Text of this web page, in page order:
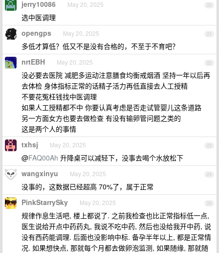
20
jerry10086 May 20, 2025
选中医调理
21
opengps May 20, 2025
多低才算低？低又不是没有合格的，不至于不育吧？
22
nrtEBH May 20, 2025
没必要去医院 减肥多运动注意膳食均衡戒烟酒 坚持一年以后再
去体检 身体指标正常的话精子活力再低直接去人工授精
不要花冤枉钱找中医调理
如果人工授精都不中 你要认真考虑是否走试管婴儿这条道路
另一方面女方也要去做检查 有没有输卵管问题之类的
这是两个人的事情
23
txhsj May 20, 2025
@FAQ00Ah 升降桌可以减轻下，没事去喝个水放松下
24
wangxinyu May 20, 2025
没事的，这数据已经超高 70%了，属于正常
25
PinkStarrySky May 20, 2025
规律作息生活吧, 楼上都说了. 之前我检查也比正常指标低一点,
医生说给开点中药药丸, 我说不吃中药, 然后也没给我开中药, 说
没有西药能调理. 后面也没影响中标. 备孕半年以上, 都是正常情
况. 如果想快点, 那就每个月都去做卵泡监测, 如果随缘, 那就随